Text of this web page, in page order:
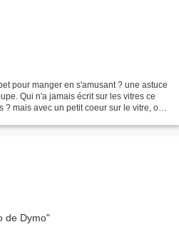
pour manger en s'amusant ? une astuce
Qui n'a jamais écrit sur les vitres ce
mais avec un petit coeur sur le vitre, on